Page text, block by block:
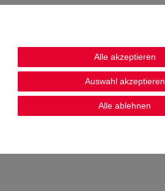
Alle akzeptieren
Auswahl akzeptieren
Alle ablehnen